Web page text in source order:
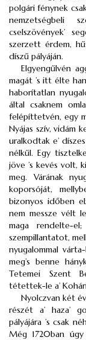
polgári fénynek
nemzetségbeli
cselszövények’
szerzett érdem,
díszű pályáján.
Elgyengűlvén
magát ’s itt élte
haborítatlan
által csaknem
felépíttetvén, egy
Nyájas szív, vidám
uralkodtak e’
nélkűl. Egy
jöve ’s kevés volt,
meg. Várának
koporsóját,
bizonyos időben
nem messze vélt
maga rendelte-
szempillantatot,
nyugalommal
meg’s benne
Tetemei Szent
tétettek-le a’
Nyolczvan két
részét a’ haza’
pályájára ’s csak
Még 1720ban